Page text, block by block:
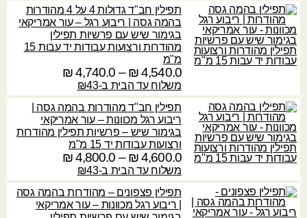
₪
⁩
1
1
0
.
⁩
ע
ד
⁦
2
6
0
.
0
₪
.
0
₪
⁩
ד
⁦
2
,
5
0
.
0
:
⁦
4
,
5
0
.
0
₪
⁩
ע
ד
⁦
ח
מ
ח
ר
ם
:
⁦
4
,
6
0
.
תפילין חב"ד גדולות 4 על 4 מהודרות
בהמה גסה | ריבוע רגל – עור אמריקאי
בגימור שיש עם פרשיות תפילין
מהודרות ורצועות עבודות יד עבות 15
מ"מ
4,540.0
₪
–
4,740.0
₪ט
ו
ח
מ
ח
י
י
ם
:
משלוח עד הבית ב-₪43
תפילין חב"ד מהודרות בהמה גסה |
ריבוע רגל מכוונות – עור אמריקאי
בגימור שיש – פרשיות תפילין מהודרות
ורצועות עבודות יד 15 מ"מ
4,600.0
₪
–
4,800.0
₪ט
ו
ח
מ
משלוח עד הבית ב-₪43
תפילין פצפונים – מהודרות בהמה גסה
| ריבוע רגל מכוונות – עור אמריקאי